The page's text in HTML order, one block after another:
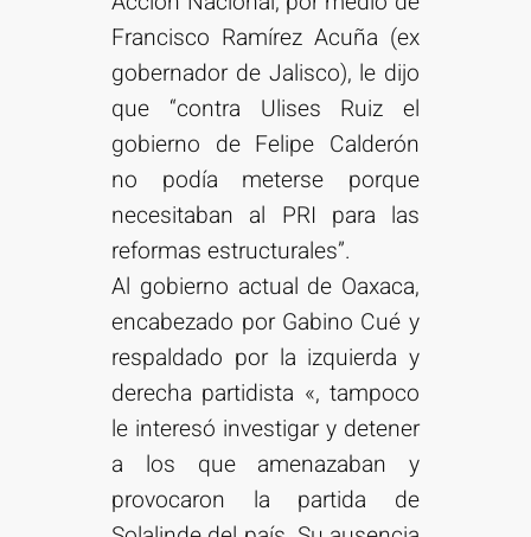
Francisco Ramírez Acuña (ex
gobernador de Jalisco), le dijo
que “contra Ulises Ruiz el
gobierno de Felipe Calderón
no podía meterse porque
necesitaban al PRI para las
reformas estructurales”.
Al gobierno actual de Oaxaca,
encabezado por Gabino Cué y
respaldado por la izquierda y
derecha partidista «, tampoco
le interesó investigar y detener
a los que amenazaban y
provocaron la partida de